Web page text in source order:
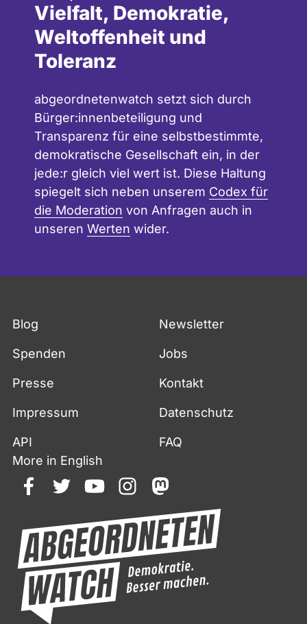
Vielfalt, Demokratie,
Weltoffenheit und
Toleranz
abgeordnetenwatch setzt sich durch
Bürger:innenbeteiligung und
Transparenz für eine selbstbestimmte,
demokratische Gesellschaft ein, in der
jede:r gleich viel wert ist. Diese Haltung
spiegelt sich neben unserem Codex für
die Moderation von Anfragen auch in
unseren Werten wider.
Blog Newsletter
Spenden Jobs
Presse Kontakt
Impressum Datenschutz
API
FAQ
More in English
facebooktwitteryoutubeinstagrammastodon